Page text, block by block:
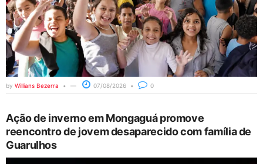
by Willians Bezerra 07/08/2026 0
Ação de inverno em Mongaguá promove
reencontro de jovem desaparecido com família de
Guarulhos